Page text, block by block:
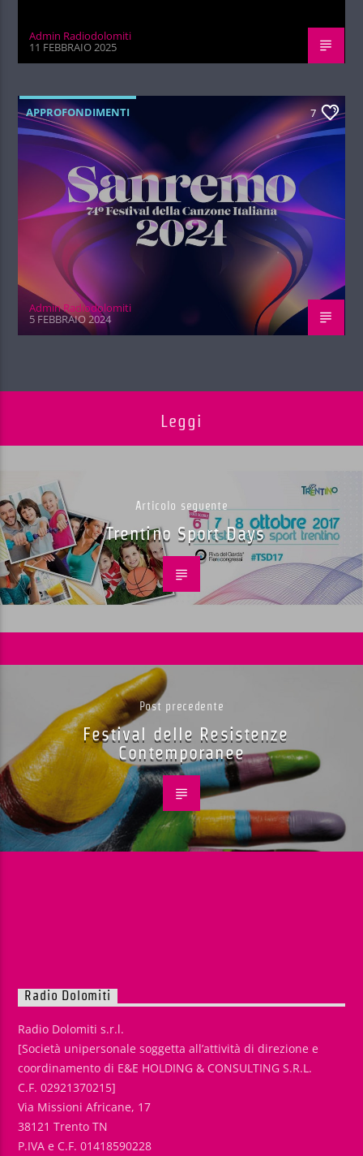
Admin Radiodolomiti
11 FEBBRAIO 2025
APPROFONDIMENTI 7
Admin Radiodolomiti
5 FEBBRAIO 2024
Leggi
Articolo seguente
Trentino Sport Days
Post precedente
Festival delle Resistenze
Contemporanee
Radio Dolomiti
Radio Dolomiti s.r.l.
[Società unipersonale soggetta all’attività di direzione e
coordinamento di E&E HOLDING & CONSULTING S.R.L.
C.F. 02921370215]
Via Missioni Africane, 17
38121 Trento TN
P.IVA e C.F. 01418590228